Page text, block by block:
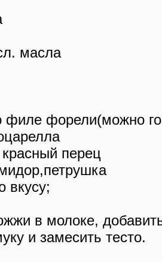
масла
филе форели(можно
перец
вкусу;
в молоке,
и замесить тесто.